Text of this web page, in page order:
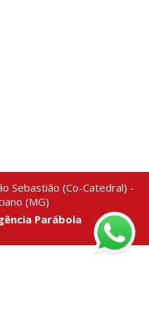
Sebastião (Co-Catedral) -
(MG)
Parábola